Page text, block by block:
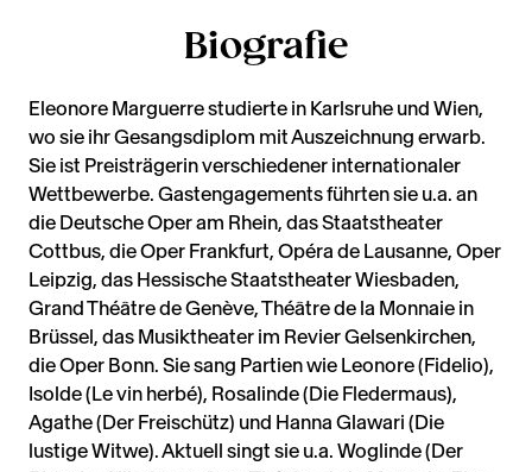
Biografie
Eleonore Marguerre studierte in Karlsruhe und Wien,
wo sie ihr Gesangsdiplom mit Auszeichnung erwarb.
Sie ist Preisträgerin verschiedener internationaler
Wettbewerbe. Gastengagements führten sie u.a. an
die Deutsche Oper am Rhein, das Staatstheater
Cottbus, die Oper Frankfurt, Opéra de Lausanne, Oper
Leipzig, das Hessische Staatstheater Wiesbaden,
Grand Théâtre de Genève, Théâtre de la Monnaie in
Brüssel, das Musiktheater im Revier Gelsenkirchen,
die Oper Bonn. Sie sang Partien wie Leonore (Fidelio),
Isolde (Le vin herbé), Rosalinde (Die Fledermaus),
Agathe (Der Freischütz) und Hanna Glawari (Die
lustige Witwe). Aktuell singt sie u.a. Woglinde (Der